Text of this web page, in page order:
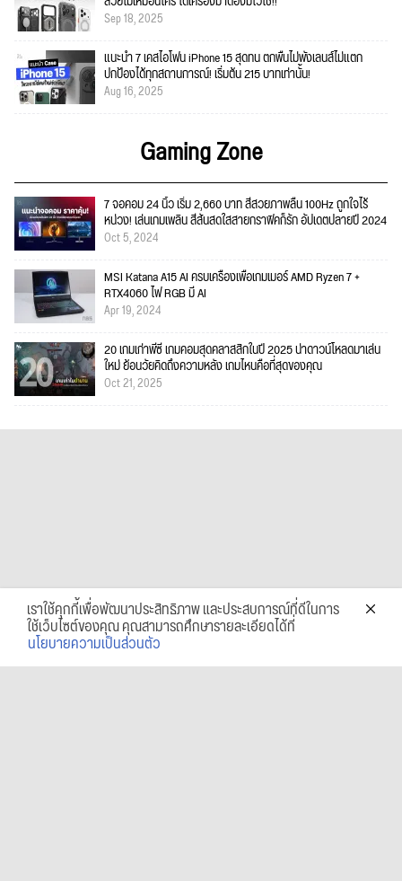
Sep 18, 2025
แนะนำ 7 เคสไอโฟน iPhone 15 สุดทน ตกพื้นไม่พังเลนส์ไม่แตก
ปกป้องได้ทุกสถานการณ์! เริ่มต้น 215 บาทเท่านั้น!
Aug 16, 2025
Gaming Zone
7 จอคอม 24 นิ้ว เริ่ม 2,660 บาท สีสวยภาพลื่น 100Hz ถูกใจไร้
หน่วง! เล่นเกมเพลิน สีสันสดใสสายกราฟิคก็รัก อัปเดตปลายปี 2024
Oct 5, 2024
MSI Katana A15 AI ครบเครื่องเพื่อเกมเมอร์ AMD Ryzen 7 +
RTX4060 ไฟ RGB มี AI
Apr 19, 2024
20 เกมเก่าพีซี เกมคอมสุดคลาสสิกในปี 2025 น่าดาวน์โหลดมาเล่น
ใหม่ ย้อนวัยคิดถึงความหลัง เกมไหนคือที่สุดของคุณ
Oct 21, 2025
เราใช้คุกกี้เพื่อพัฒนาประสิทธิภาพ และประสบการณ์ที่ดีในการ
ใช้เว็บไซต์ของคุณ คุณสามารถศึกษารายละเอียดได้ที่
นโยบายความเป็นส่วนตัว